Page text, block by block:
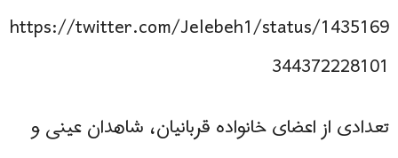
https://twitter.com/Jelebeh1/status/1435169
344372228101
تعدادی از اعضای خانواده قربانیان، شاهدان عینی و